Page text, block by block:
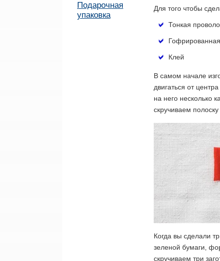
Подарочная
упаковка
Для того чтобы
Тонкая
Клей
В самом начале
двигаться от
на него несколько
скручиваем
Когда вы сделали
зеленой бумаги,
скручиваем три